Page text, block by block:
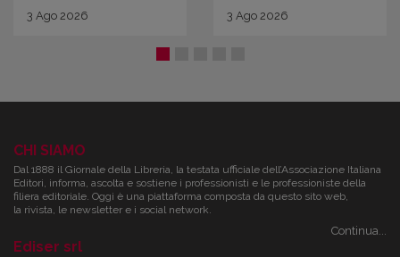
3 Ago 2026 3 Ago 2026
CHI SIAMO
Dal 1888 il Giornale della Libreria, la testata ufficiale dell’Associazione Italiana
Editori, informa, ascolta e sostiene i professionisti e le professioniste della
filiera editoriale. Oggi è una piattaforma composta da questo sito web,
la rivista, le newsletter e i social network.
Continua...
Ediser srl